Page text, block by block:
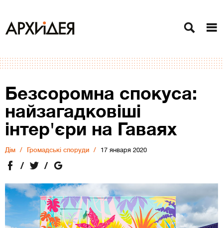
Безсоромна спокуса:
найзагадковіші
інтер'єри на Гаваях
Дiм Громадські споруди 17 января 2020